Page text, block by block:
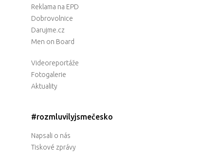
Reklama na EPD
Dobrovolnice
Darujme.cz
Men on Board
Videoreportáže
Fotogalerie
Aktuality
#rozmluvilyjsmečesko
Napsali o nás
Tiskové zprávy